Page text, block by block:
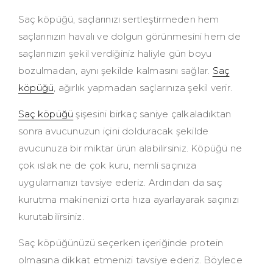
Saç köpüğü, saçlarınızı sertleştirmeden hem
saçlarınızın havalı ve dolgun görünmesini hem de
saçlarınızın şekil verdiğiniz haliyle gün boyu
bozulmadan, aynı şekilde kalmasını sağlar. Saç
köpüğü , ağırlık yapmadan saçlarınıza şekil verir.
Saç köpüğü şişesini birkaç saniye çalkaladıktan
sonra avucunuzun içini dolduracak şekilde
avucunuza bir miktar ürün alabilirsiniz. Köpüğü ne
çok ıslak ne de çok kuru, nemli saçınıza
uygulamanızı tavsiye ederiz. Ardından da saç
kurutma makinenizi orta hıza ayarlayarak saçınızı
kurutabilirsiniz.
Saç köpüğünüzü seçerken içeriğinde protein
olmasına dikkat etmenizi tavsiye ederiz. Böylece